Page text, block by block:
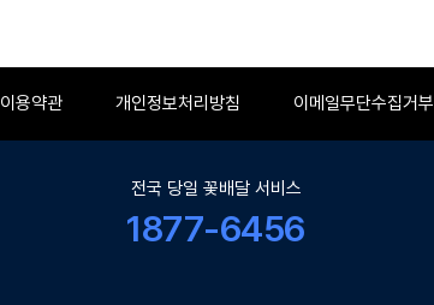
이용약관 개인정보처리방침 이메일무단수집거부
전국 당일 꽃배달 서비스
1877-6456